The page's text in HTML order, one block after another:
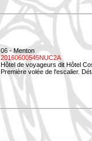
06 - Menton
20160600545NUC2A
Hôtel de voyageurs dit Hôtel
Première volée de l'escalier.